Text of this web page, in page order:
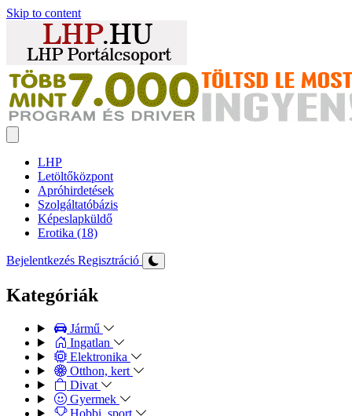
Skip to content
LHP
Letöltőközpont
Apróhirdetések
Szolgáltatóbázis
Képeslapküldő
Erotika (18)
Bejelentkezés Regisztráció
Kategóriák
Jármű
Ingatlan
Elektronika
Otthon, kert
Divat
Gyermek
Hobbi, sport